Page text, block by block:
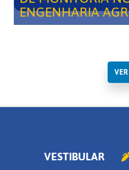
ENGENHARIA
VESTIBULAR